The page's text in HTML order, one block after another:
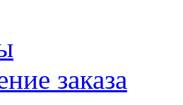
заказа